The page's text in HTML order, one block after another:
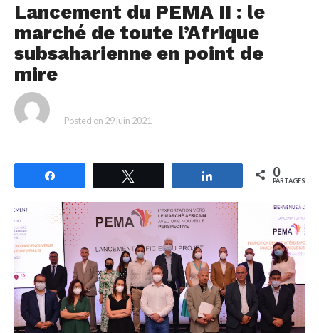
Lancement du PEMA II : le
marché de toute l’Afrique
subsaharienne en point de
mire
Posted on 29 juin 2021
Partagez 0
PARTAGES